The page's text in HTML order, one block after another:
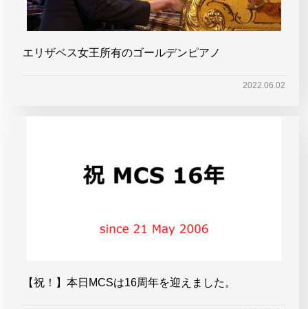
エリザベス女王所有のゴールデンピアノ
2022.06.02
【祝！】本日MCSは16周年を迎えました。